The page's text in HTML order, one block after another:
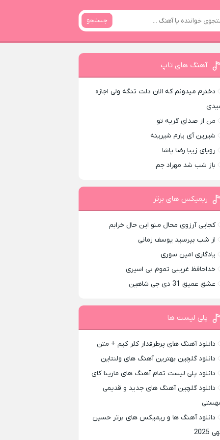
جستجو
آهنگ های تاپ
دخترم میدونم که الان دلت تنگه ولی اجازه
من از صدای گريه تو
شیرین آی یارم شیرینه
رویای زیبا رضا پاشا
باز شب شد مهراد جم
ریمیکس های برتر
کجایی آرزوی محال منو این حال خرابم
از شب بپرسید یوسف زمانی
یادگاری امین سوری
خداحافظ غریبی تموم بی اسیری
عشق عمیق 31 دی جی شاهین
پلی لیست ها
دانلود آهنگ های پرطرفدار کلر کیم + متن
دانلود گلچین بهترین آهنگ های ولنتاین
دانلود پلی لیست تمام آهنگ های مارینا کای
دانلود گلچین آهنگ های جدید و قدیمی
دانلود آهنگ ها و ریمیکس های برتر حسین
2025